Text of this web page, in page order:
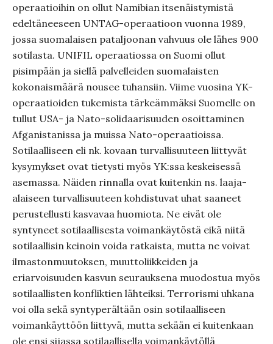
operaatioihin on ollut Namibian itsenäistymistä
edeltäneeseen UNTAG-operaatioon vuonna 1989,
jossa suomalaisen pataljoonan vahvuus ole lähes 900
sotilasta. UNIFIL operaatiossa on Suomi ollut
pisimpään ja siellä palvelleiden suomalaisten
kokonaismäärä nousee tuhansiin. Viime vuosina YK-
operaatioiden tukemista tärkeämmäksi Suomelle on
tullut USA- ja Nato-solidaarisuuden osoittaminen
Afganistanissa ja muissa Nato-operaatioissa.
Sotilaalliseen eli nk. kovaan turvallisuuteen liittyvät
kysymykset ovat tietysti myös YK:ssa keskeisessä
asemassa. Näiden rinnalla ovat kuitenkin ns. laaja-
alaiseen turvallisuuteen kohdistuvat uhat saaneet
perustellusti kasvavaa huomiota. Ne eivät ole
syntyneet sotilaallisesta voimankäytöstä eikä niitä
sotilaallisin keinoin voida ratkaista, mutta ne voivat
ilmastonmuutoksen, muuttoliikkeiden ja
eriarvoisuuden kasvun seurauksena muodostua myös
sotilaallisten konfliktien lähteiksi. Terrorismi uhkana
voi olla sekä syntyperältään osin sotilaalliseen
voimankäyttöön liittyvä, mutta sekään ei kuitenkaan
ole ensi sijassa sotilaallisella voimankäytöllä